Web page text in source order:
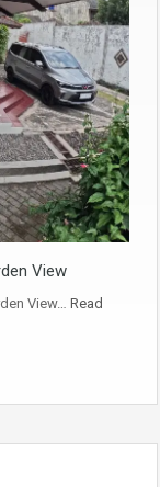
View
View… Read